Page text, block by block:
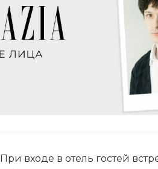
При входе в отель гостей